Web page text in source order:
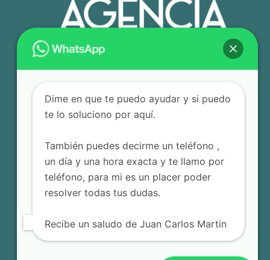
Dime en que te puedo ayudar y si puedo
te lo soluciono por aquí.
También puedes decirme un teléfono ,
un día y una hora exacta y te llamo por
teléfono, para mi es un placer poder
resolver todas tus dudas.
Recibe un saludo de Juan Carlos Martin